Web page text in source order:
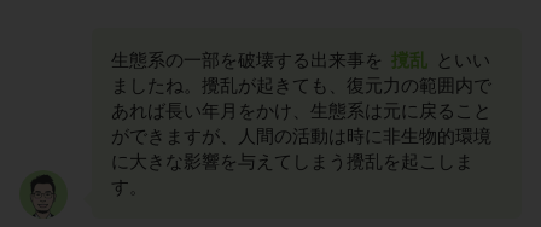
生態系の一部を破壊する出来事を 撹乱 といい
ましたね。攪乱が起きても、復元力の範囲内で
あれば長い年月をかけ、生態系は元に戻ること
ができますが、人間の活動は時に非生物的環境
に大きな影響を与えてしまう攪乱を起こしま
す。